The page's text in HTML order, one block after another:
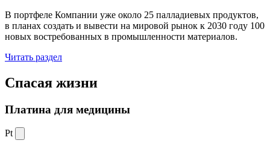
В портфеле Компании уже около 25 палладиевых продуктов,
в планах создать и вывести на мировой рынок к 2030 году 100
новых востребованных в промышленности материалов.
Читать раздел
Спасая жизни
Платина для медицины
Pt